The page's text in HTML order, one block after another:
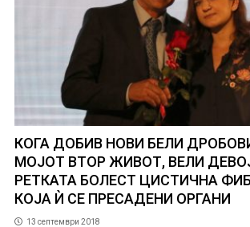
КОГА ДОБИВ НОВИ БЕЛИ
МОЈОТ ВТОР ЖИВОТ, ВЕЛИ
РЕТКАТА БОЛЕСТ ЦИСТИЧНА
КОЈА Ѝ СЕ ПРЕСАДЕНИ ОРГАНИ
13 септември 2018